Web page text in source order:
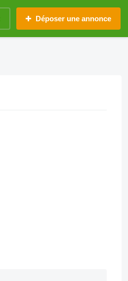
Déposer une annonce